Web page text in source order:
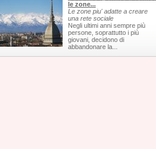
le zone...
Le zone piu' adatte a creare
una rete sociale
Negli ultimi anni sempre più
persone, soprattutto i più
giovani, decidono di
abbandonare la...